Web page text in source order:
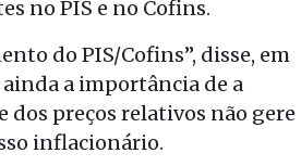
no PIS e no Cofins.
do PIS/Cofins”, disse, em
a importância de a
preços relativos não gere
inflacionário.